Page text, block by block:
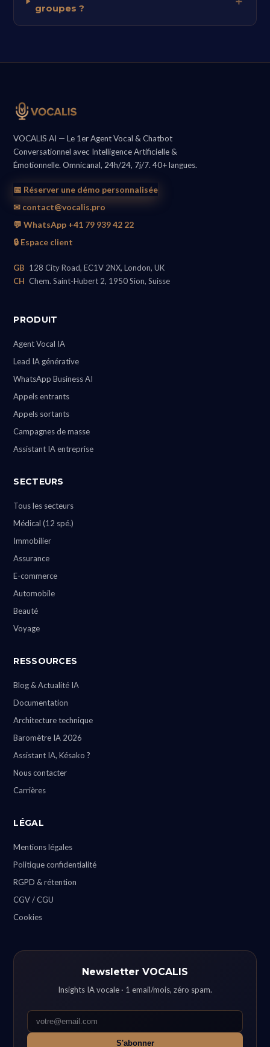
groupes ?
VOCALIS AI — Le 1er Agent Vocal & Chatbot
Conversationnel avec Intelligence Artificielle &
Émotionnelle. Omnicanal, 24h/24, 7j/7. 40+ langues.
📅 Réserver une démo personnalisée
✉ contact@vocalis.pro
💬 WhatsApp +41 79 939 42 22
🔒 Espace client
GB 128 City Road, EC1V 2NX, London, UK
CH Chem. Saint-Hubert 2, 1950 Sion, Suisse
PRODUIT
Agent Vocal IA
Lead IA générative
WhatsApp Business AI
Appels entrants
Appels sortants
Campagnes de masse
Assistant IA entreprise
SECTEURS
Tous les secteurs
Médical (12 spé.)
Immobilier
Assurance
E-commerce
Automobile
Beauté
Voyage
RESSOURCES
Blog & Actualité IA
Documentation
Architecture technique
Baromètre IA 2026
Assistant IA, Késako ?
Nous contacter
Carrières
LÉGAL
Mentions légales
Politique confidentialité
RGPD & rétention
CGV / CGU
Cookies
Newsletter VOCALIS
Insights IA vocale · 1 email/mois, zéro spam.
S'abonner